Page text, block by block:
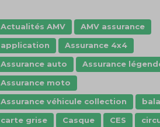
Actualités AMV
AMV assurance
application
Assurance 4x4
Assurance auto
Assurance
Assurance moto
Assurance véhicule collection
carte grise
Casque CES